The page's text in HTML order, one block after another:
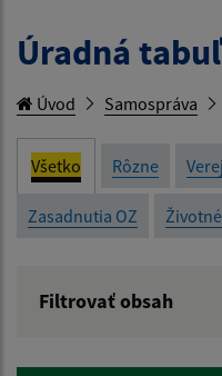
Úradná
Úvod Samospráva
Všetko Rôzne
Zasadnutia OZ
Filtrovať obsah